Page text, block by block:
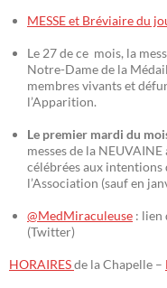
MESSE et Bréviaire du
Le 27 de ce mois, la
Notre-Dame de la
membres vivants et
l’Apparition.
Le premier mardi du
messes de la
célébrées aux intentions
l’Association (sauf en
@MedMiraculeuse : lien
(Twitter)
HORAIRESde la Chapelle –